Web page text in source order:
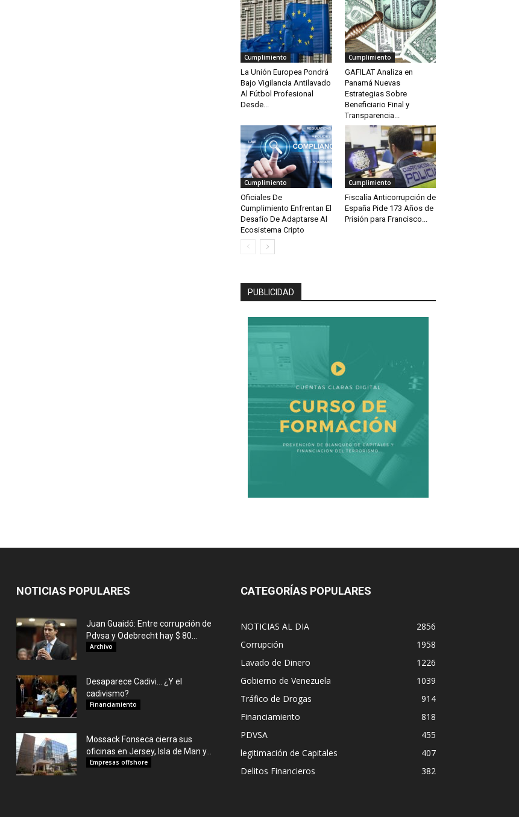
Cumplimiento
La Unión Europea Pondrá
Bajo Vigilancia Antilavado
Al Fútbol Profesional
Desde...
Cumplimiento
GAFILAT Analiza en
Panamá Nuevas
Estrategias Sobre
Beneficiario Final y
Transparencia...
Cumplimiento
Oficiales De
Cumplimiento Enfrentan El
Desafío De Adaptarse Al
Ecosistema Cripto
Cumplimiento
Fiscalía Anticorrupción de
España Pide 173 Años de
Prisión para Francisco...
PUBLICIDAD
NOTICIAS POPULARES
Juan Guaidó: Entre corrupción de
Pdvsa y Odebrecht hay $ 80...
Archivo
Desaparece Cadivi… ¿Y el
cadivismo?
Financiamiento
Mossack Fonseca cierra sus
oficinas en Jersey, Isla de Man y...
Empresas offshore
CATEGORÍAS POPULARES
NOTICIAS AL DIA
2856
Corrupción
1958
Lavado de Dinero
1226
Gobierno de Venezuela
1039
Tráfico de Drogas
914
Financiamiento
818
PDVSA
455
legitimación de Capitales
407
Delitos Financieros
382